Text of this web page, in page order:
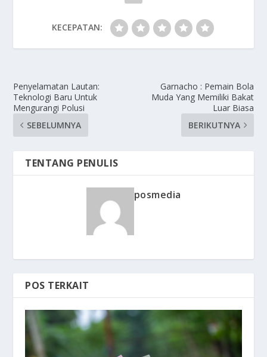
KECEPATAN:
Penyelamatan Lautan:
Teknologi Baru Untuk
Mengurangi Polusi
SEBELUMNYA
Garnacho : Pemain Bola
Muda Yang Memiliki Bakat
Luar Biasa
BERIKUTNYA
TENTANG PENULIS
posmedia
POS TERKAIT